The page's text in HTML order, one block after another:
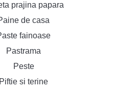
prajina papara
de casa
fainoase
Pastrama
Peste
Piftie si terine